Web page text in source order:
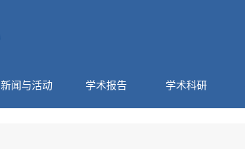
新闻与活动 学术报告 学术科研